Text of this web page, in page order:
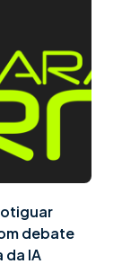
debate
da IA